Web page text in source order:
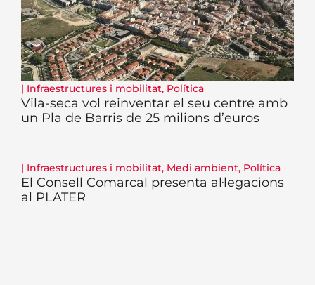
| Infraestructures i mobilitat, Política
Vila-seca vol reinventar el seu centre amb
un Pla de Barris de 25 milions d’euros
| Infraestructures i mobilitat, Medi ambient, Política
El Consell Comarcal presenta al·legacions
al PLATER